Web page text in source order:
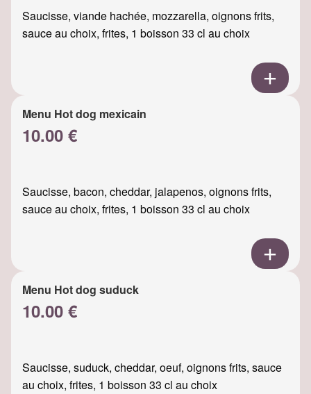
Saucisse, viande hachée, mozzarella, oignons frits,
sauce au choix, frites, 1 boisson 33 cl au choix
Menu Hot dog mexicain
10.00 €
Saucisse, bacon, cheddar, jalapenos, oignons frits,
sauce au choix, frites, 1 boisson 33 cl au choix
Menu Hot dog suduck
10.00 €
Saucisse, suduck, cheddar, oeuf, oignons frits, sauce
au choix, frites, 1 boisson 33 cl au choix